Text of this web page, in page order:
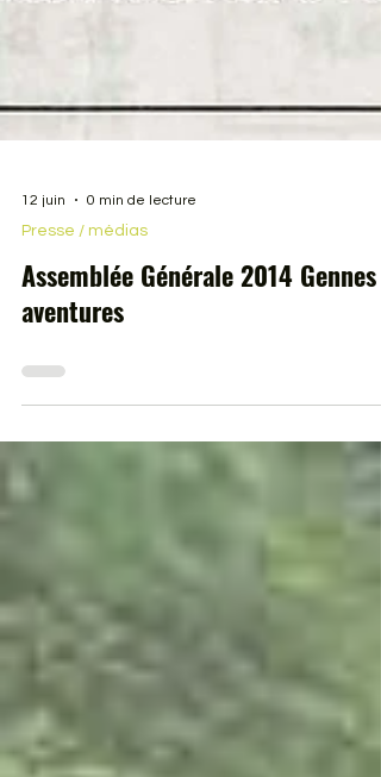
12 juin 0 min de lecture
Presse / médias
Assemblée Générale 2014 Gennes